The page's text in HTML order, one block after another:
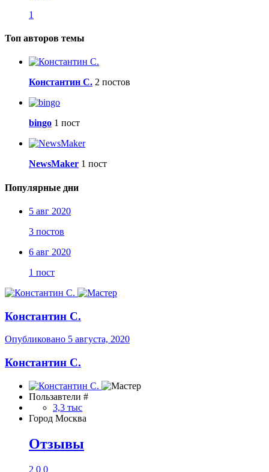
1
Топ авторов темы
Константин С. 2 постов
bingo 1 пост
NewsMaker 1 пост
Популярные дни
5 авг 2020
3 постов
6 авг 2020
1 пост
Константин С.
Опубликовано 5 августа, 2020
Константин С.
Пользавтели #
3,3 тыс
Город Москва
Отзывы
2 0 0